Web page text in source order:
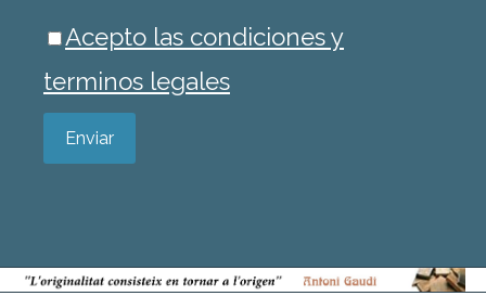
Acepto las condiciones y
terminos legales
Enviar